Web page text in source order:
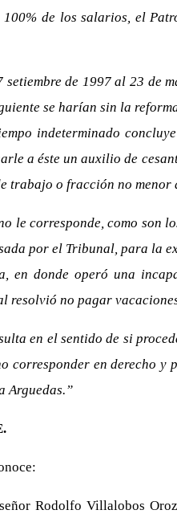
de los salarios, el
de 1997 al 23 de
se harían sin la
indeterminado
a éste un auxilio de
o fracción no menor
le corresponde, como
por el Tribunal, para la
en donde operó una
no pagar
en el sentido de si
en derecho
Arguedas.”
Rodolfo Villalobos